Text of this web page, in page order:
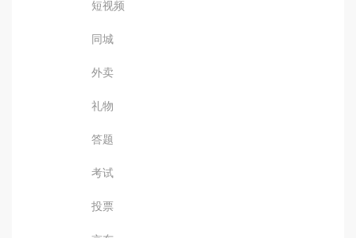
短视频
同城
外卖
礼物
答题
考试
投票